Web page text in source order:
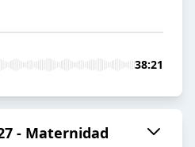
38:21
- Maternidad